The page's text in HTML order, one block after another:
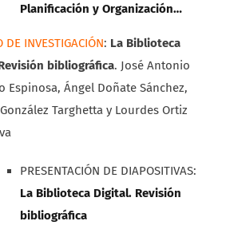
Planificación y Organización…
DE INVESTIGACIÓN: La Biblioteca
bibliográfica. José Antonio
Espinosa, Ángel Doñate Sánchez,
Targhetta y Lourdes Ortiz
PRESENTACIÓN DE DIAPOSITIVAS:
La Biblioteca Digital. Revisión
bibliográfica